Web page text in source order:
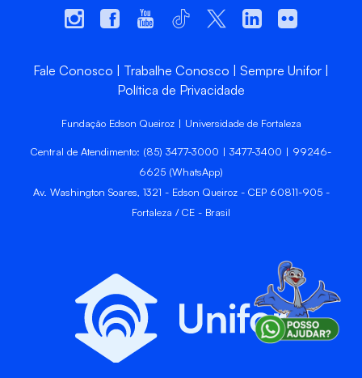
Fale Conosco Trabalhe Conosco
Sempre Unifor
Política de Privacidade
Fundação Edson Queiroz | Universidade de Fortaleza
Central de Atendimento: (85) 3477-3000 | 3477-3400 | 99246-
6625 (WhatsApp)
Av. Washington Soares, 1321 - Edson Queiroz - CEP 60811-905 -
Fortaleza / CE - Brasil